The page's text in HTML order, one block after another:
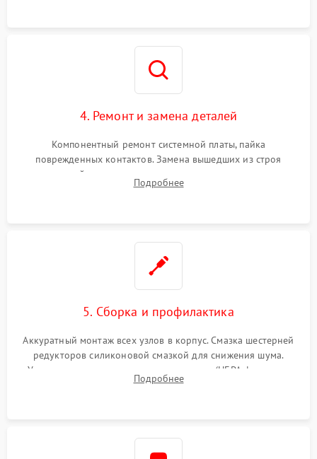
4. Ремонт и замена деталей
Компонентный ремонт системной платы, пайка
поврежденных контактов. Замена вышедших из строя
двигателей, изношенного аккумулятора, неисправного
лидара или помпы подачи воды. Восстановление шлейфов и
Подробнее
5. Сборка и профилактика
Аккуратный монтаж всех узлов в корпус. Смазка шестерней
редукторов силиконовой смазкой для снижения шума.
Установка новых расходных материалов (HEPA-фильтров,
микрофибры, щеток). Надежная фиксация разъемов и
Подробнее